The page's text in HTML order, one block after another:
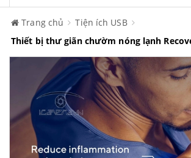
Trang chủ
Tiện ích USB
Thiết bị thư giãn chườm nóng lạnh